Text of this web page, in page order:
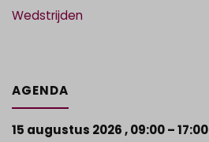
Wedstrijden
AGENDA
15 augustus 2026,09:00– 17:00